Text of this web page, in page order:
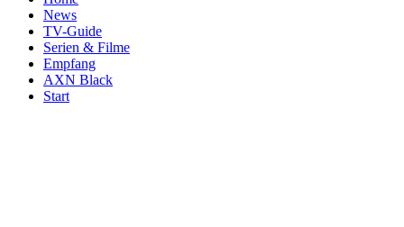
News
TV-Guide
Serien & Filme
Empfang
AXN Black
Start